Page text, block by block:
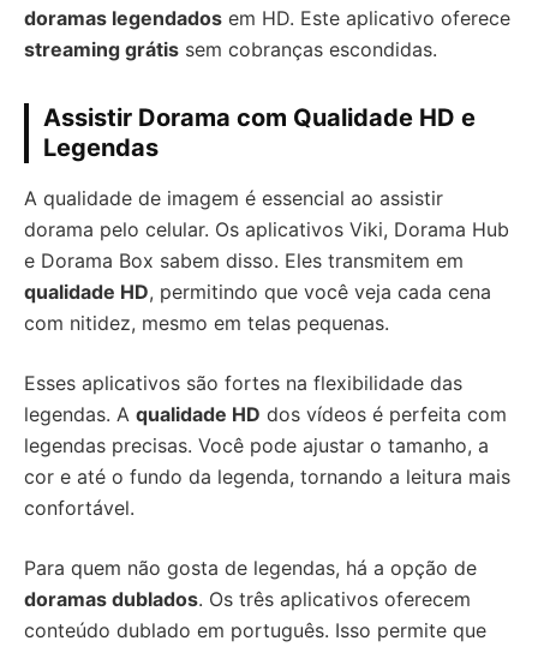
doramas legendados em HD. Este aplicativo oferece
streaming grátis sem cobranças escondidas.
Assistir Dorama com Qualidade HD e
Legendas
A qualidade de imagem é essencial ao assistir
dorama pelo celular. Os aplicativos Viki, Dorama Hub
e Dorama Box sabem disso. Eles transmitem em
qualidade HD, permitindo que você veja cada cena
com nitidez, mesmo em telas pequenas.
Esses aplicativos são fortes na flexibilidade das
legendas. A qualidade HD dos vídeos é perfeita com
legendas precisas. Você pode ajustar o tamanho, a
cor e até o fundo da legenda, tornando a leitura mais
confortável.
Para quem não gosta de legendas, há a opção de
doramas dublados. Os três aplicativos oferecem
conteúdo dublado em português. Isso permite que